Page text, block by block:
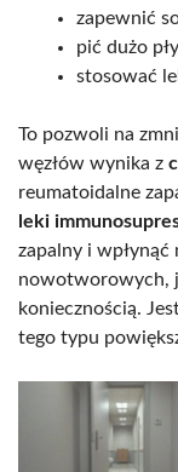
zapewnić
pić dużo
stosować
To pozwoli na
węzłów wynika z
reumatoidalne
leki
zapalny i wpłynąć
nowotworowych,
koniecznością.
tego typu